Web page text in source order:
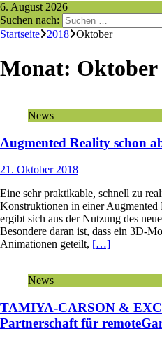
6. August 2026
Suchen nach:
Startseite
2018 Oktober
Monat: Oktober
News
Augmented Reality schon
21. Oktober 2018
Eine sehr praktikable, schnell zu
Konstruktionen in einer
ergibt sich aus der Nutzung des
Besondere daran ist, dass ein 3D-
Animationen geteilt, […]
News
TAMIYA-CARSON &
Partnerschaft für